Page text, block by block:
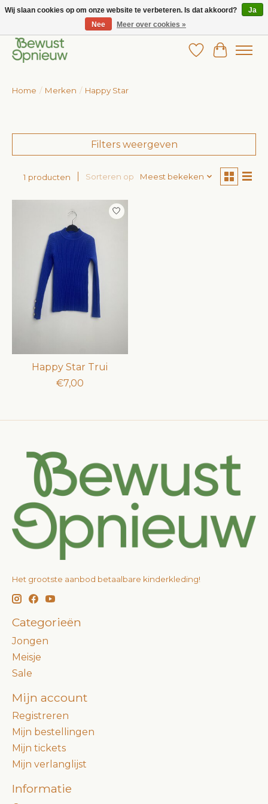
Wij bieden het grootste aanbod in betaalbare kinderkleding!
Verlanglijst
Home / Merken / Happy Star
Filters weergeven
1 producten Sorteren op Meest bekeken
Happy Star Trui
€7,00
Het grootste aanbod betaalbare kinderkleding!
Categorieën
Jongen
Meisje
Sale
Mijn account
Registreren
Mijn bestellingen
Mijn tickets
Mijn verlanglijst
Informatie
Wij slaan cookies op om onze website te verbeteren. Is dat akkoord?
Ja
Nee
Meer over cookies »